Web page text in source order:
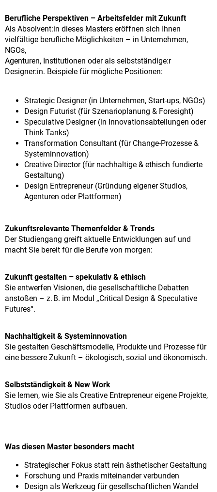
Berufliche Perspektiven – Arbeitsfelder mit Zukunft
Als Absolvent:in dieses Masters eröffnen sich Ihnen
vielfältige berufliche Möglichkeiten – in Unternehmen,
NGOs,
Agenturen, Institutionen oder als selbstständige:r
Designer:in. Beispiele für mögliche Positionen:
Strategic Designer (in Unternehmen, Start-ups, NGOs)
Design Futurist (für Szenarioplanung & Foresight)
Speculative Designer (in Innovationsabteilungen oder
Think Tanks)
Transformation Consultant (für Change-Prozesse &
Systeminnovation)
Creative Director (für nachhaltige & ethisch fundierte
Gestaltung)
Design Entrepreneur (Gründung eigener Studios,
Agenturen oder Plattformen)
Zukunftsrelevante Themenfelder & Trends
Der Studiengang greift aktuelle Entwicklungen auf und
macht Sie bereit für die Berufe von morgen:
Zukunft gestalten – spekulativ & ethisch
Sie entwerfen Visionen, die gesellschaftliche Debatten
anstoßen – z. B. im Modul „Critical Design & Speculative
Futures“.
Nachhaltigkeit & Systeminnovation
Sie gestalten Geschäftsmodelle, Produkte und Prozesse für
eine bessere Zukunft – ökologisch, sozial und ökonomisch.
Selbstständigkeit & New Work
Sie lernen, wie Sie als Creative Entrepreneur eigene Projekte,
Studios oder Plattformen aufbauen.
Was diesen Master besonders macht
Strategischer Fokus statt rein ästhetischer Gestaltung
Forschung und Praxis miteinander verbunden
Design als Werkzeug für gesellschaftlichen Wandel